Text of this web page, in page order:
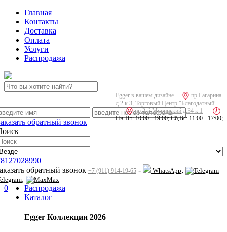
Главная
Контакты
Доставка
Оплата
Услуги
Распродажа
Egger в вашем дизайне
пр.Гагарина
д.2 к.3, Торговый Центр "Благодатный"
пр.2-й Муринский д.34 к.1
Пн-Пт: 10:00 - 19:00; Сб,Вс: 11:00 - 17:00;
обратный звонок
обратный звонок +7 (911) 914-19-65 - WhatsApp,
, Max
0
Распродажа
Каталог
Egger Коллекции 2026